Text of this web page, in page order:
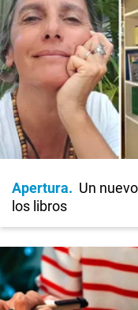
Apertura
Un
los libros